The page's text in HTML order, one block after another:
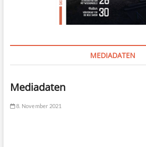
MEDIADATEN
Mediadaten
8. November 2021